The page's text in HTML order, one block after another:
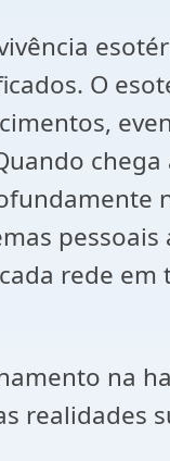
O
rede
na
realidades